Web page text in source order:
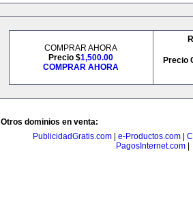
COMPRAR AHORA
Precio $1,500.00
COMPRAR AHORA
Precio
Otros dominios en venta:
PublicidadGratis.com
e-Productos.com
PagosInternet.com